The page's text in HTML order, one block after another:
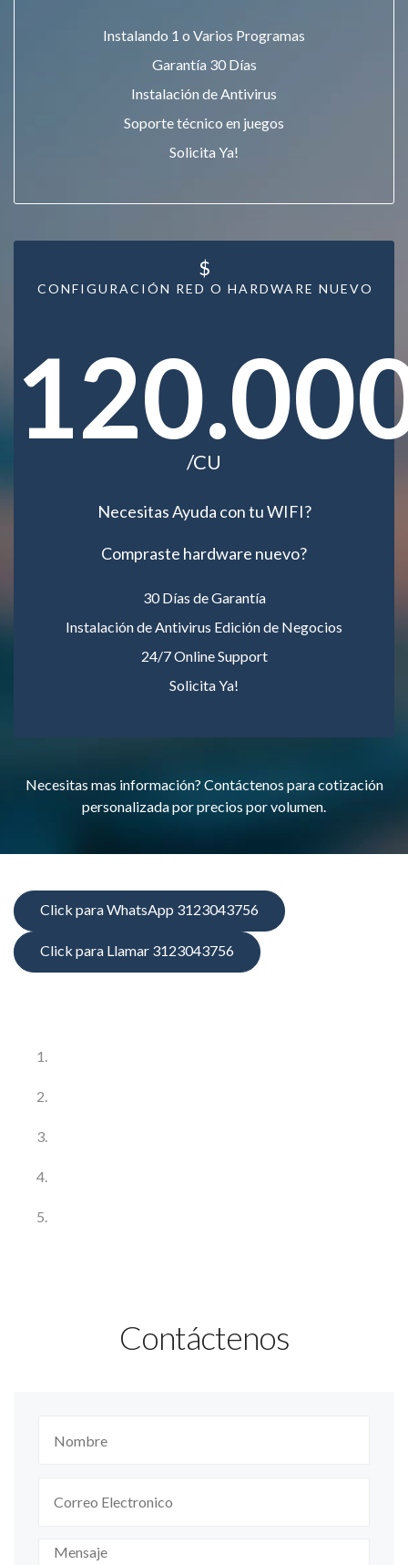
Instalando 1 o Varios Programas
Garantía 30 Días
Instalación de Antivirus
Soporte técnico en juegos
Solicita Ya!
CONFIGURACIÓN RED O HARDWARE NUEVO
$
/CU
Necesitas Ayuda con tu WIFI?
Compraste hardware nuevo?
30 Días de Garantía
Instalación de Antivirus Edición de Negocios
24/7 Online Support
Solicita Ya!
Necesitas mas información? Contáctenos para cotización
personalizada por precios por volumen.
Click para WhatsApp 3123043756
Click para Llamar 3123043756
Contáctenos